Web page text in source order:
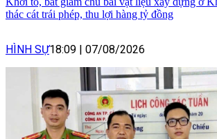
thác cát trái phép, thu lợi hàng tỷ đồng
HÌNH SỰ18:09 07/08/2026